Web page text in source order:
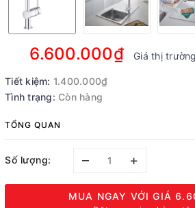
6.600.000₫ Giá thị
Tiết kiệm: 1.400.000₫
Tình trạng: Còn hàng
TỔNG QUAN
Số lượng: – +
MUA NGAY VỚI GIÁ